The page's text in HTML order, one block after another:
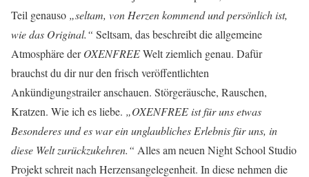
Teil genauso „seltam, von Herzen kommend und persönlich ist,
wie das Original.“ Seltsam, das beschreibt die allgemeine
Atmosphäre derOXENFREEWelt ziemlich genau. Dafür
brauchst du dir nur den frisch veröffentlichten
Ankündigungstrailer anschauen. Störgeräusche, Rauschen,
Kratzen. Wie ich es liebe. „OXENFREE ist für uns etwas
Besonderes und es war ein unglaubliches Erlebnis für uns, in
diese Welt zurückzukehren.“ Alles am neuen Night School Studio
Projekt schreit nach Herzensangelegenheit. In diese nehmen die